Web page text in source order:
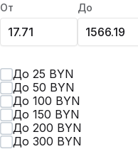
От До
До 25 BYN
До 50 BYN
До 100 BYN
До 150 BYN
До 200 BYN
До 300 BYN